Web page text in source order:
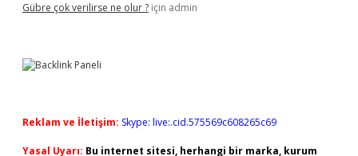
Gübre çok verilirse ne olur ? için admin
Reklam ve İletişim: Skype: live:.cid.575569c608265c69
Yasal Uyarı: Bu internet sitesi, herhangi bir marka, kurum